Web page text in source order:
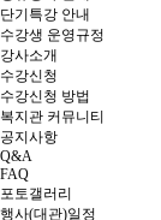
단기특강 안내
수강생 운영규정
강사소개
수강신청
수강신청 방법
복지관 커뮤니티
공지사항
Q&A
FAQ
포토갤러리
행사(대관)일정